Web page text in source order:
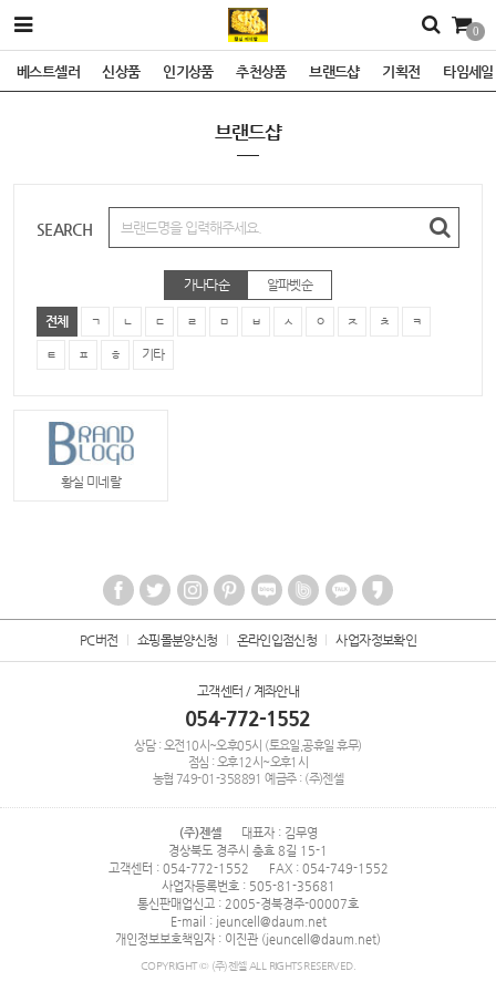
0
베스트셀러 신상품 인기상품 추천상품 브랜드샵 기획전 타임세일
브랜드샵
SEARCH
가나다순 알파벳순
전체 ㄱ ㄴ ㄷ ㄹ ㅁ ㅂ ㅅ ㅇ ㅈ ㅊ ㅋ
ㅌ ㅍ ㅎ 기타
황실 미네랄
PC버전 쇼핑몰분양신청 온라인입점신청 사업자정보확인
고객센터 / 계좌안내
054-772-1552
상담 : 오전10시~오후05시 (토요일,공휴일 휴무)
점심 : 오후12시~오후1시
농협 749-01-358891 예금주 : (주)젠셀
(주)젠셀
대표자 : 김무영
경상북도 경주시 충효 8길 15-1
고객센터 : 054-772-1552
FAX : 054-749-1552
사업자등록번호 : 505-81-35681
통신판매업신고 : 2005-경북경주-00007호
E-mail : jeuncell@daum.net
개인정보보호책임자 : 이진관 (jeuncell@daum.net)
COPYRIGHT © (주)젠셀 ALL RIGHTS RESERVED.